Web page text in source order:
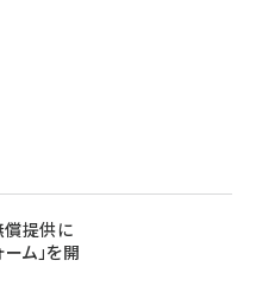
償提供に
ム」を開